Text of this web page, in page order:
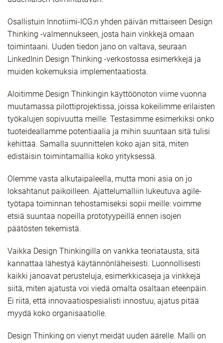
Osallistuin Innotiimi-ICG:n yhden päivän mittaiseen Design
Thinking -valmennukseen, josta hain vinkkejä omaan
toimintaani. Uuden tiedon jano on valtava, seuraan
LinkedInin Design Thinking -verkostossa esimerkkejä ja
muiden kokemuksia implementaatiosta.
Aloitimme Design Thinkingin käyttöönoton viime vuonna
muutamassa pilottiprojektissa, joissa kokeilimme erilaisten
työkalujen sopivuutta meille. Testasimme esimerkiksi onko
tuoteideallamme potentiaalia ja mihin suuntaan sitä tulisi
kehittää. Samalla suunnittelen koko ajan sitä, miten
edistäisin toimintamallia koko yrityksessä.
Olemme vasta alkutaipaleella, mutta moni asia on jo
loksahtanut paikoilleen. Ajattelumalliin lukeutuva agile-
työtapa toiminnan tehostamiseksi sopii meille: voimme
etsiä suuntaa nopeilla prototyypeillä ennen isojen
päätösten tekemistä.
Vaikka Design Thinkingilla on vankka teoriatausta, sitä
kannattaa lähestyä käytännönläheisesti. Luonnollisesti
kaikki janoavat perusteluja, esimerkkicaseja ja vinkkejä
siitä, miten ajatusta voi viedä omalta osaltaan eteenpäin.
Ei riitä, että innovaatiospesialisti innostuu, ajatus pitää
myydä koko organisaatiolle.
Design Thinking on vienyt meidät uuden äärelle. Malli on